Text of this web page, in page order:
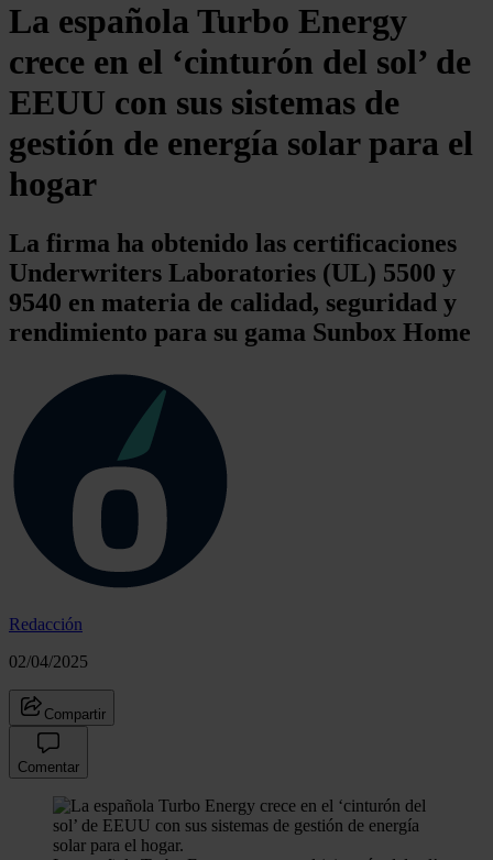
La española Turbo Energy
crece en el ‘cinturón del sol’ de
EEUU con sus sistemas de
gestión de energía solar para el
hogar
La firma ha obtenido las certificaciones
Underwriters Laboratories (UL) 5500 y
9540 en materia de calidad, seguridad y
rendimiento para su gama Sunbox Home
Redacción
02/04/2025
Compartir
Comentar